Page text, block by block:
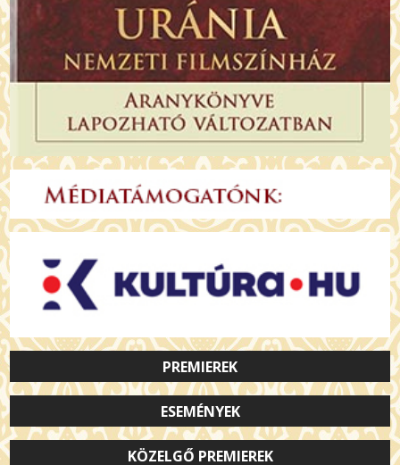
PREMIEREK
ESEMÉNYEK
KÖZELGŐ PREMIEREK